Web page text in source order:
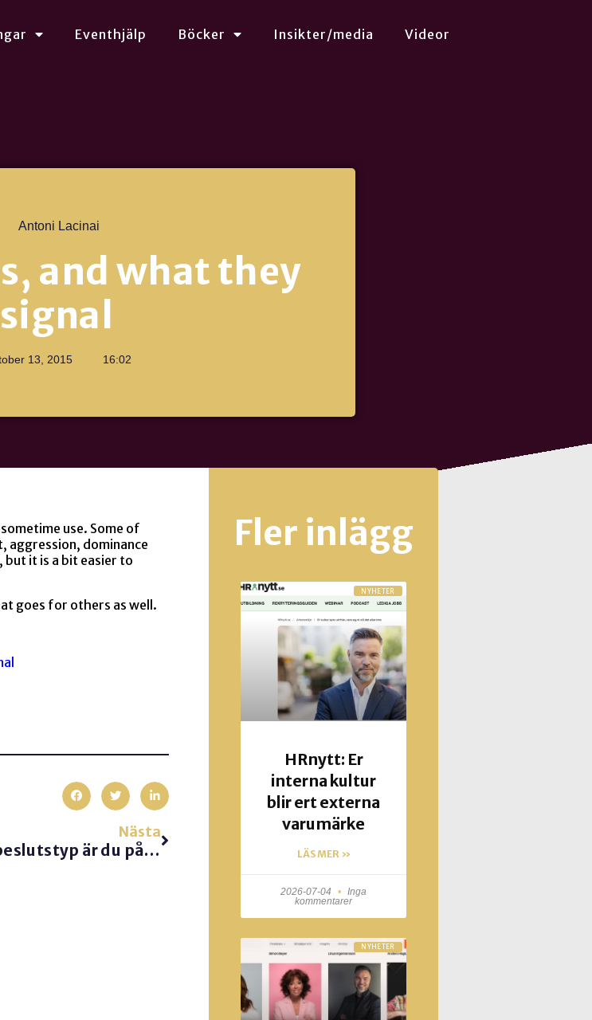
Eventhjälp Böcker Insikter/media Videor
Antoni Lacinai
and what they
signal
13, 2015 16:02
use. Some of
aggression, dominance
but it is a bit easier to
goes for others as well.
Nästa
Vilken beslutstyp är du på t.ex. ett möte?
Fler inlägg
NYHETER
HRnytt: Er
interna kultur
blir ert externa
varumärke
LÄS MER »
2026-07-04
Inga
kommentarer
NYHETER